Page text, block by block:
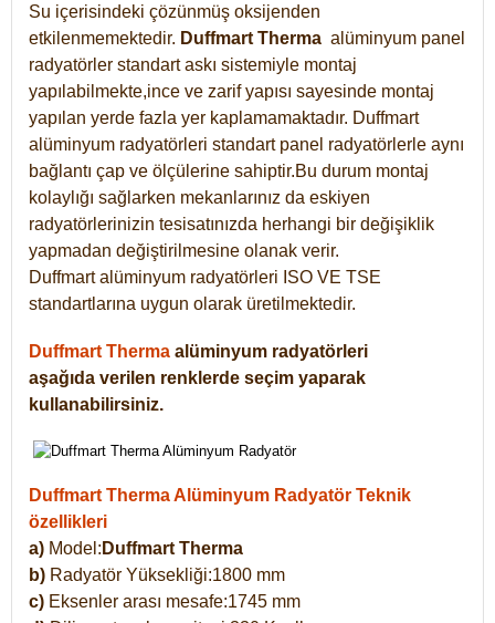
Su içerisindeki çözünmüş oksijenden
etkilenmemektedir. Duffmart Therma alüminyum panel
radyatörler standart askı sistemiyle montaj
yapılabilmekte,ince ve zarif yapısı sayesinde montaj
yapılan yerde fazla yer kaplamamaktadır. Duffmart
alüminyum radyatörleri standart panel radyatörlerle aynı
bağlantı çap ve ölçülerine sahiptir.Bu durum montaj
kolaylığı sağlarken mekanlarınız da eskiyen
radyatörlerinizin tesisatınızda herhangi bir değişiklik
yapmadan değiştirilmesine olanak verir.
Duffmart alüminyum radyatörleri ISO VE TSE
standartlarına uygun olarak üretilmektedir.
Duffmart Therma alüminyum radyatörleri
aşağıda verilen renklerde seçim yaparak
kullanabilirsiniz.
Duffmart Therma Alüminyum Radyatör Teknik
özellikleri
a) Model: Duffmart Therma
b) Radyatör Yüksekliği:1800 mm
c) Eksenler arası mesafe:1745 mm